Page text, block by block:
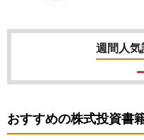
週間人気
おすすめの株式投資書